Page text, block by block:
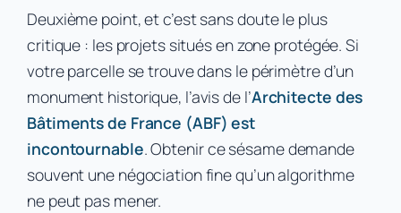
Deuxième point, et c’est sans doute le plus
critique : les projets situés en zone protégée. Si
votre parcelle se trouve dans le périmètre d’un
monument historique, l’avis de l’Architecte des
Bâtiments de France (ABF) est
incontournable. Obtenir ce sésame demande
souvent une négociation fine qu’un algorithme
ne peut pas mener.